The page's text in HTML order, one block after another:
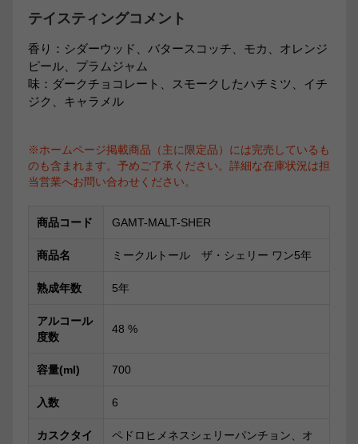
テイスティングコメント
香り：シダーウッド、バタースコッチ、モカ、オレンジ
ピール、プラムジャム
味：ダークチョコレート、スモークしたハチミツ、イチ
ジク、キャラメル
※ホームページ掲載商品（主に限定品）には完売しているも
のも含まれます。予めご了承ください。詳細な在庫状況は担
当営業へお問い合わせください。
商品コード GAMT-MALT-SHER
商品名 ミークルトール ザ・シェリー ワン5年
熟成年数 5年
アルコール
度数
48 %
容量(ml) 700
入数 6
カスクタイ
ペドロヒメネスシェリーパンチョン、オ